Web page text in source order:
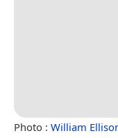
Photo : William